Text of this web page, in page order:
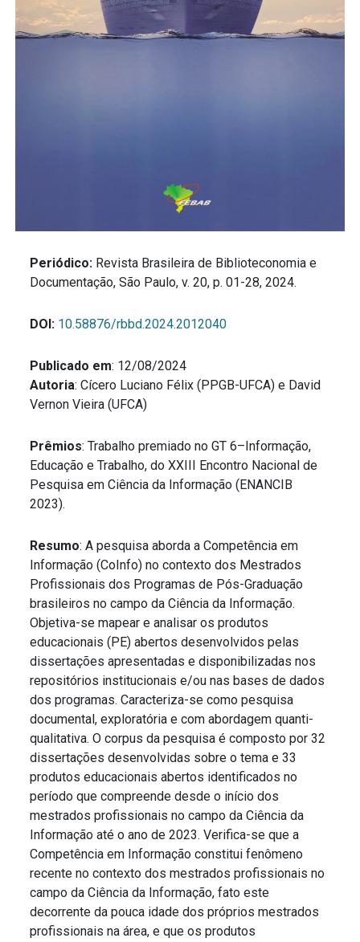
Periódico: Revista Brasileira de Biblioteconomia e
Documentação, São Paulo, v. 20, p. 01-28, 2024.
DOI: 10.58876/rbbd.2024.2012040
Publicado em: 12/08/2024
Autoria: Cícero Luciano Félix (PPGB-UFCA) e David
Vernon Vieira (UFCA)
Prêmios: Trabalho premiado no GT 6–Informação,
Educação e Trabalho, do XXIII Encontro Nacional de
Pesquisa em Ciência da Informação (ENANCIB
2023).
Resumo: A pesquisa aborda a Competência em
Informação (CoInfo) no contexto dos Mestrados
Profissionais dos Programas de Pós-Graduação
brasileiros no campo da Ciência da Informação.
Objetiva-se mapear e analisar os produtos
educacionais (PE) abertos desenvolvidos pelas
dissertações apresentadas e disponibilizadas nos
repositórios institucionais e/ou nas bases de dados
dos programas. Caracteriza-se como pesquisa
documental, exploratória e com abordagem quanti-
qualitativa. O corpus da pesquisa é composto por 32
dissertações desenvolvidas sobre o tema e 33
produtos educacionais abertos identificados no
período que compreende desde o início dos
mestrados profissionais no campo da Ciência da
Informação até o ano de 2023. Verifica-se que a
Competência em Informação constitui fenômeno
recente no contexto dos mestrados profissionais no
campo da Ciência da Informação, fato este
decorrente da pouca idade dos próprios mestrados
profissionais na área, e que os produtos